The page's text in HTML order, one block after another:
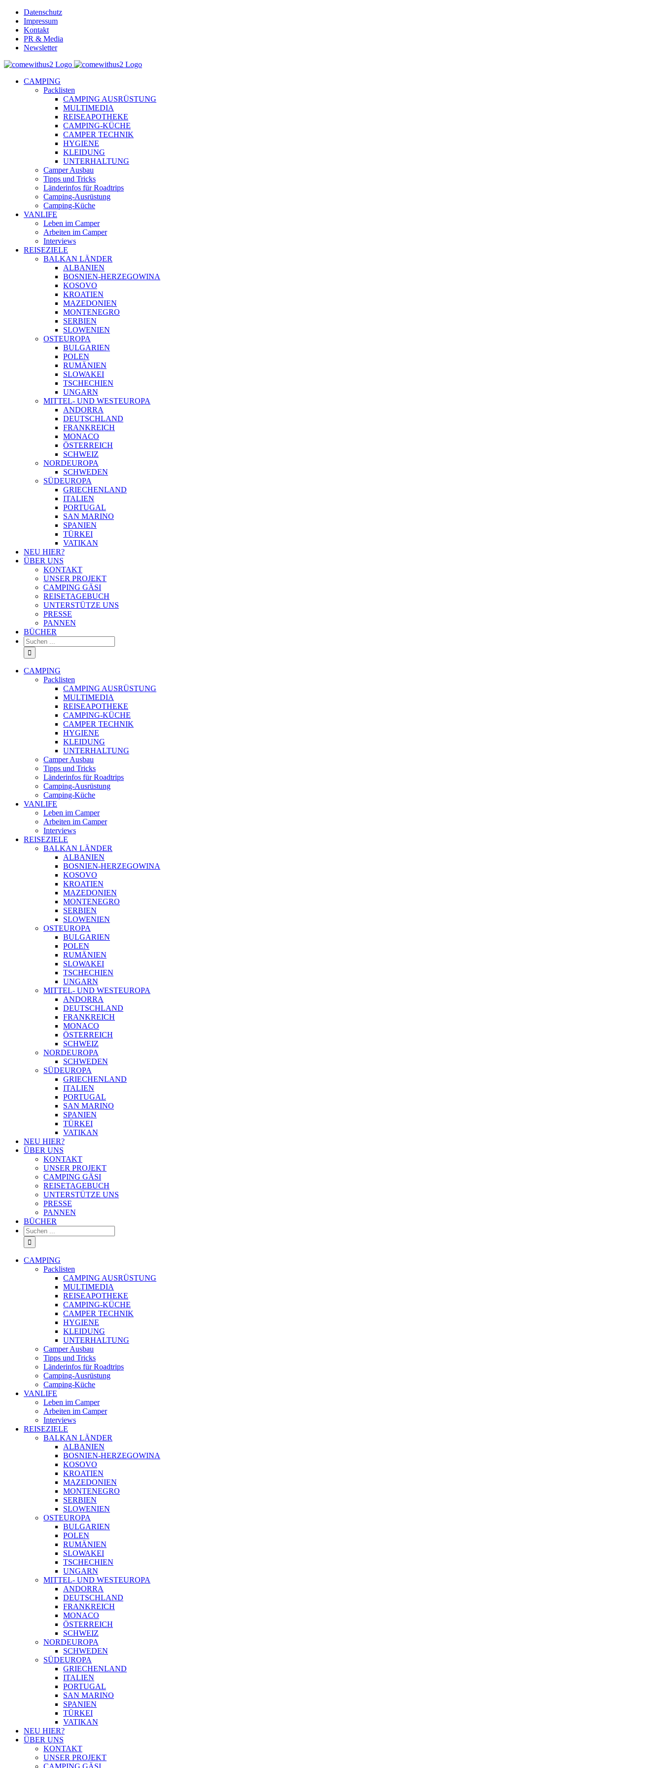
Skip
content
Datenschutz
Impressum
Kontakt
PR & Media
Newsletter
YouTube
Facebook
Twitter
Instagram
Pinterest
Email
CAMPING
Packlisten
CAMPING AUSRÜSTUNG
MULTIMEDIA
REISEAPOTHEKE
CAMPING-KÜCHE
CAMPER TECHNIK
HYGIENE
KLEIDUNG
UNTERHALTUNG
Camper Ausbau
Tipps und Tricks
Länderinfos für Roadtrips
Camping-Ausrüstung
Camping-Küche
VANLIFE
Leben im Camper
Arbeiten im Camper
Interviews
REISEZIELE
BALKAN LÄNDER
ALBANIEN
BOSNIEN-HERZEGOWINA
KOSOVO
KROATIEN
MAZEDONIEN
MONTENEGRO
SERBIEN
SLOWENIEN
OSTEUROPA
BULGARIEN
POLEN
RUMÄNIEN
SLOWAKEI
TSCHECHIEN
UNGARN
MITTEL- UND WESTEUROPA
ANDORRA
DEUTSCHLAND
FRANKREICH
MONACO
ÖSTERREICH
SCHWEIZ
NORDEUROPA
SCHWEDEN
SÜDEUROPA
GRIECHENLAND
ITALIEN
PORTUGAL
SAN MARINO
SPANIEN
TÜRKEI
VATIKAN
NEU HIER?
ÜBER UNS
KONTAKT
UNSER PROJEKT
CAMPING GÄSI
REISETAGEBUCH
UNTERSTÜTZE UNS
PRESSE
PANNEN
BÜCHER
Suche
nach:
CAMPING
Packlisten
CAMPING AUSRÜSTUNG
MULTIMEDIA
REISEAPOTHEKE
CAMPING-KÜCHE
CAMPER TECHNIK
HYGIENE
KLEIDUNG
UNTERHALTUNG
Camper Ausbau
Tipps und Tricks
Länderinfos für Roadtrips
Camping-Ausrüstung
Camping-Küche
VANLIFE
Leben im Camper
Arbeiten im Camper
Interviews
REISEZIELE
BALKAN LÄNDER
ALBANIEN
BOSNIEN-HERZEGOWINA
KOSOVO
KROATIEN
MAZEDONIEN
MONTENEGRO
SERBIEN
SLOWENIEN
OSTEUROPA
BULGARIEN
POLEN
RUMÄNIEN
SLOWAKEI
TSCHECHIEN
UNGARN
MITTEL- UND WESTEUROPA
ANDORRA
DEUTSCHLAND
FRANKREICH
MONACO
ÖSTERREICH
SCHWEIZ
NORDEUROPA
SCHWEDEN
SÜDEUROPA
GRIECHENLAND
ITALIEN
PORTUGAL
SAN MARINO
SPANIEN
TÜRKEI
VATIKAN
NEU HIER?
ÜBER UNS
KONTAKT
UNSER PROJEKT
CAMPING GÄSI
REISETAGEBUCH
UNTERSTÜTZE UNS
PRESSE
PANNEN
BÜCHER
Suche
nach:
CAMPING
Packlisten
CAMPING AUSRÜSTUNG
MULTIMEDIA
REISEAPOTHEKE
CAMPING-KÜCHE
CAMPER TECHNIK
HYGIENE
KLEIDUNG
UNTERHALTUNG
Camper Ausbau
Tipps und Tricks
Länderinfos für Roadtrips
Camping-Ausrüstung
Camping-Küche
VANLIFE
Leben im Camper
Arbeiten im Camper
Interviews
REISEZIELE
BALKAN LÄNDER
ALBANIEN
BOSNIEN-HERZEGOWINA
KOSOVO
KROATIEN
MAZEDONIEN
MONTENEGRO
SERBIEN
SLOWENIEN
OSTEUROPA
BULGARIEN
POLEN
RUMÄNIEN
SLOWAKEI
TSCHECHIEN
UNGARN
MITTEL- UND WESTEUROPA
ANDORRA
DEUTSCHLAND
FRANKREICH
MONACO
ÖSTERREICH
SCHWEIZ
NORDEUROPA
SCHWEDEN
SÜDEUROPA
GRIECHENLAND
ITALIEN
PORTUGAL
SAN MARINO
SPANIEN
TÜRKEI
VATIKAN
NEU HIER?
ÜBER UNS
KONTAKT
UNSER PROJEKT
CAMPING GÄSI